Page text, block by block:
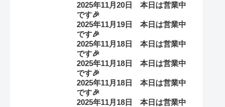
2025年11月20日 本日は営業中
です🎉
2025年11月19日 本日は営業中
です🎉
2025年11月18日 本日は営業中
です🎉
2025年11月18日 本日は営業中
です🎉
2025年11月18日 本日は営業中
です🎉
2025年11月18日 本日は営業中